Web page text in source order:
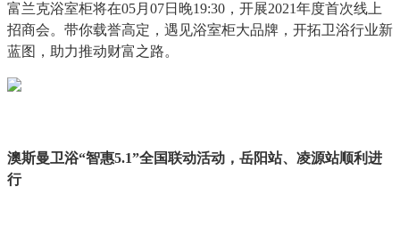
富兰克浴室柜将在05月07日晚19:30，开展2021年度首次线上
招商会。带你载誉高定，遇见浴室柜大品牌，开拓卫浴行业新
蓝图，助力推动财富之路。
澳斯曼卫浴“智惠5.1”全国联动活动，岳阳站、凌源站顺利进
行